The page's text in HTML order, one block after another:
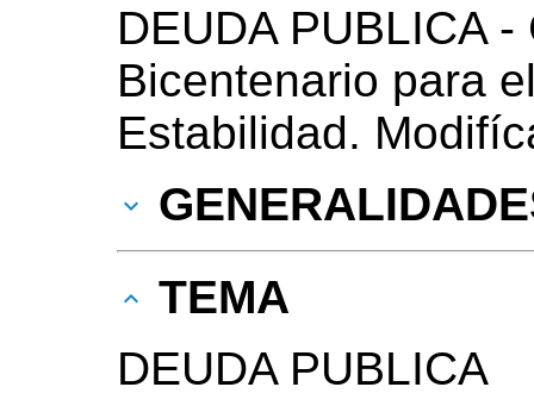
DEUDA PUBLICA
Bicentenario para
Estabilidad.
TEMA
DEUDA PUBLICA